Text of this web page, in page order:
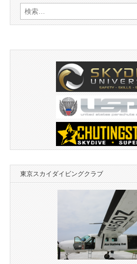
検
索:
東京スカイダイビングクラブ